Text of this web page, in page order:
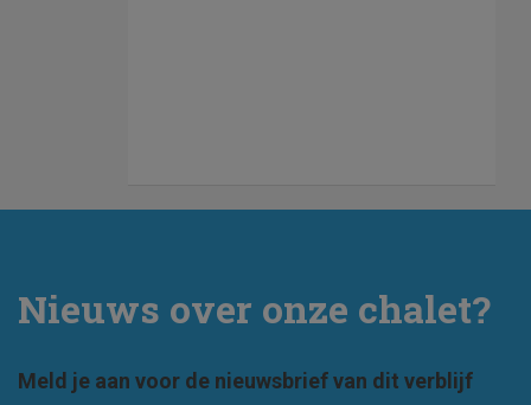
Nieuws over onze chalet?
Meld je aan voor de nieuwsbrief van dit verblijf